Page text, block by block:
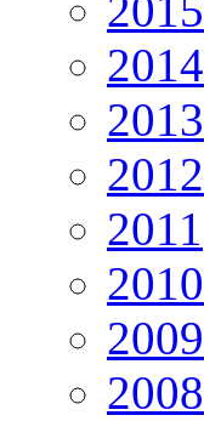
2015
2014
2013
2012
2011
2010
2009
2008